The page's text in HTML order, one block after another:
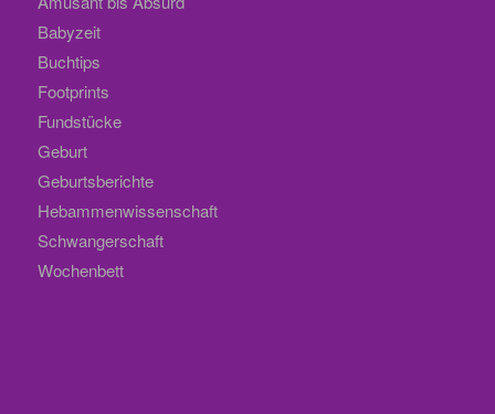
Babyzeit
Buchtips
Footprints
Fundstücke
Geburt
Geburtsberichte
Hebammenwissenschaft
Schwangerschaft
Wochenbett